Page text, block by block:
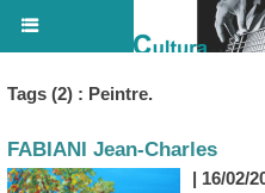
Tags (2) : Peintre.
FABIANI Jean-Charles
| 16/02/